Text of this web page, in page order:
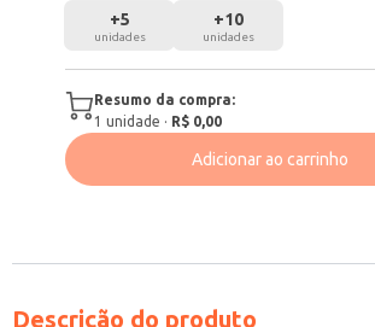
+5
unidades
+10
unidades
Resumo da compra:
1 unidade · R$ 0,00
Adicionar ao carrinho
Descrição do produto